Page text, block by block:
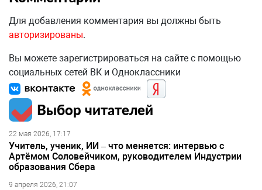
Для добавления комментария вы должны быть
авторизированы.
Вы можете зарегистрироваться на сайте с помощью
социальных сетей ВК и Одноклассники
Выбор читателей
22 мая 2026, 17:17
Учитель, ученик, ИИ – что меняется: интервью с
Артёмом Соловейчиком, руководителем Индустрии
образования Сбера
9 апреля 2026, 21:07